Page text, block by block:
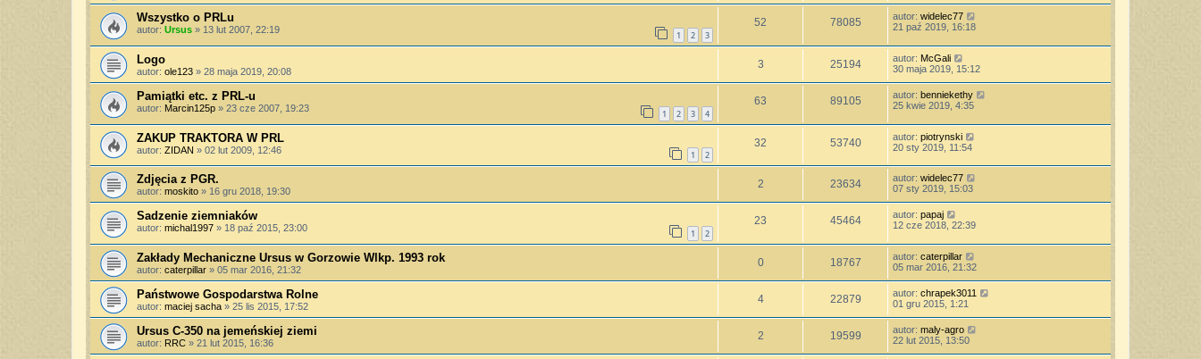
Wszystko o PRLu
autor: Ursus » 13 lut 2007, 22:19 1 2 3
52 78085 autor: widelec77
21 paź 2019, 16:18
Logo
autor: ole123 » 28 maja 2019, 20:08
3 25194 autor: McGali
30 maja 2019, 15:12
Pamiątki etc. z PRL-u
autor: Marcin125p » 23 cze 2007, 19:23 1 2 3 4
63 89105 autor: benniekethy
25 kwie 2019, 4:35
ZAKUP TRAKTORA W PRL
autor: ZIDAN » 02 lut 2009, 12:46 1 2
32 53740 autor: piotrynski
20 sty 2019, 11:54
Zdjęcia z PGR.
autor: moskito » 16 gru 2018, 19:30
2 23634 autor: widelec77
07 sty 2019, 15:03
Sadzenie ziemniaków
autor: michal1997 » 18 paź 2015, 23:00 1 2
23 45464 autor: papaj
12 cze 2018, 22:39
Zakłady Mechaniczne Ursus w Gorzowie Wlkp. 1993 rok
autor: caterpillar » 05 mar 2016, 21:32
0 18767 autor: caterpillar
05 mar 2016, 21:32
Państwowe Gospodarstwa Rolne
autor: maciej sacha » 25 lis 2015, 17:52
4 22879 autor: chrapek3011
01 gru 2015, 1:21
Ursus C-350 na jemeńskiej ziemi
autor: RRC » 21 lut 2015, 16:36
2 19599 autor: maly-agro
22 lut 2015, 13:50